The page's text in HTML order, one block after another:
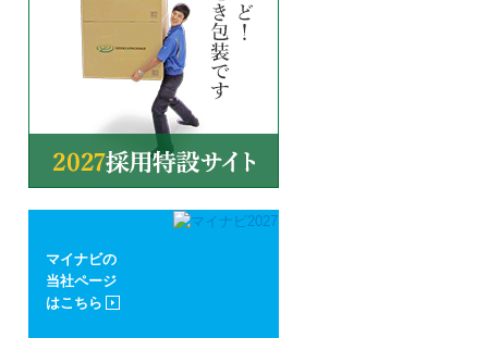
マイナビの
当社ページ
はこちら